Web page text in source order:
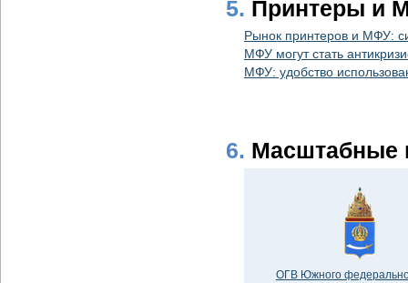
5. Принтеры и
Рынок принтеров и МФУ:
МФУ могут стать
МФУ: удобство
6. Масштабные
ОГВ Южного